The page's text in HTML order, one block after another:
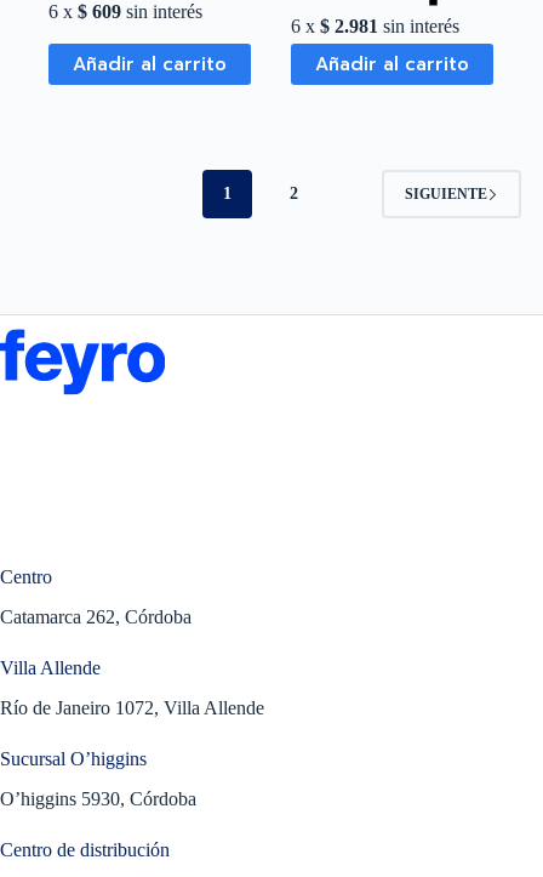
6 x $ 609 sin interés
Añadir al carrito
6 x$ 2.981 sin interés
Añadir al carrito
1 2 SIGUIENTE
Centro
Catamarca 262, Córdoba
Villa Allende
Río de Janeiro 1072, Villa Allende
Sucursal O’higgins
O’higgins 5930, Córdoba
Centro de distribución